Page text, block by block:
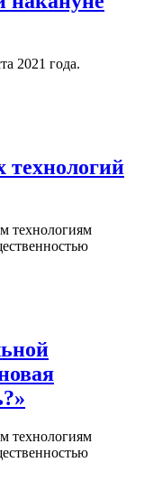
2021 года.
технологий
технологиям
технологиям